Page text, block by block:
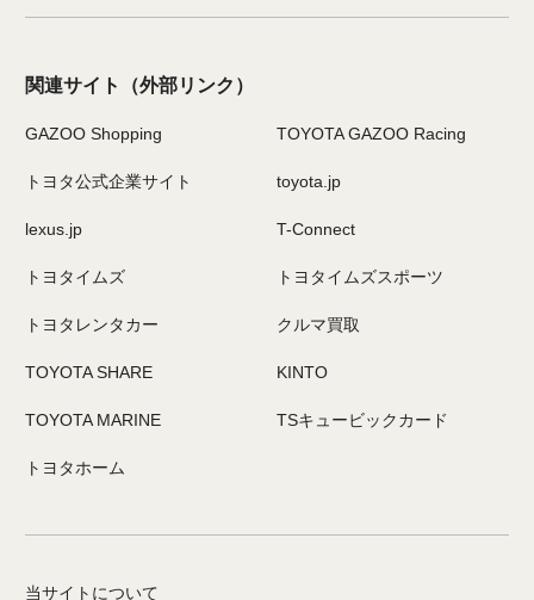
関連サイト （外部リンク）
GAZOO Shopping TOYOTA GAZOO Racing
トヨタ公式企業サイト toyota.jp
lexus.jp T-Connect
トヨタイムズ トヨタイムズスポーツ
トヨタレンタカー クルマ買取
TOYOTA SHARE KINTO
TOYOTA MARINE TSキュービックカード
トヨタホーム
当サイトについて